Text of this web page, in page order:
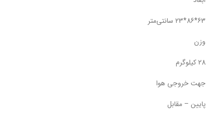
63*86*23 سانتی‌متر
وزن
28 کیلوگرم
جهت خروجی هوا
پایین – مقابل